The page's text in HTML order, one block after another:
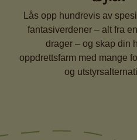
Lås opp hundrevis av
fantasiverdener – alt fra
drager – og skap din
oppdrettsfarm med mange
og